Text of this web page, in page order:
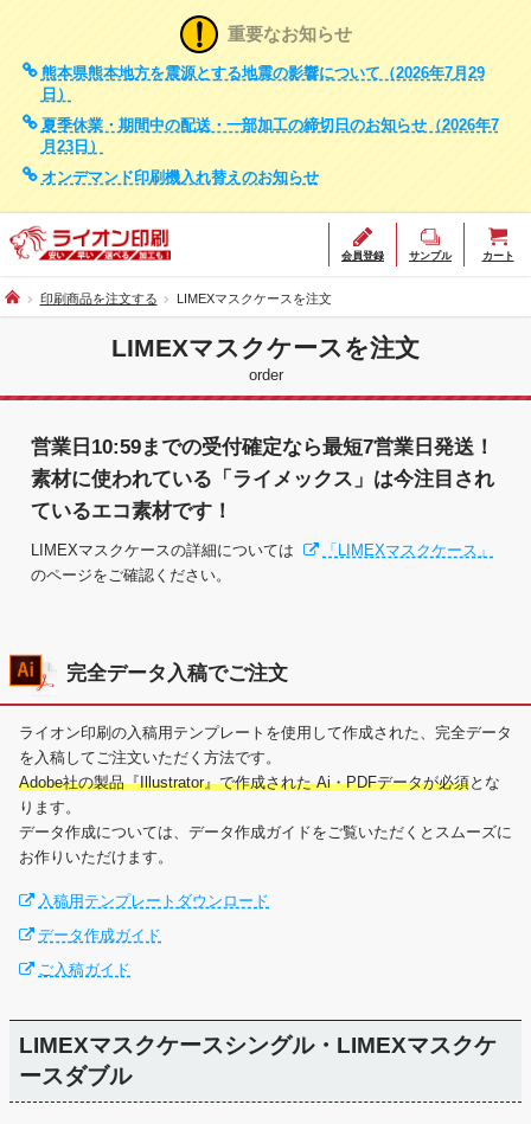
重要なお知らせ
熊本県熊本地方を震源とする地震の影響について（2026年7月29
日）
夏季休業・期間中の配送・一部加工の締切日のお知らせ（2026年7
月23日）
オンデマンド印刷機入れ替えのお知らせ
会員登録 サンプル カート
印刷商品を注文する LIMEXマスクケースを注文
LIMEXマスクケースを注文
order
営業日10:59までの受付確定なら最短7営業日発送！
素材に使われている「ライメックス」は今注目され
ているエコ素材です！
LIMEXマスクケースの詳細については
「LIMEXマスクケース」
のページをご確認ください。
完全データ入稿でご注文
ライオン印刷の入稿用テンプレートを使用して作成された、完全データ
を入稿してご注文いただく方法です。
Adobe社の製品『Illustrator』で作成された Ai・PDFデータが必須とな
ります。
データ作成については、データ作成ガイドをご覧いただくとスムーズに
お作りいただけます。
入稿用テンプレートダウンロード
データ作成ガイド
ご入稿ガイド
LIMEXマスクケースシングル・LIMEXマスクケ
ースダブル